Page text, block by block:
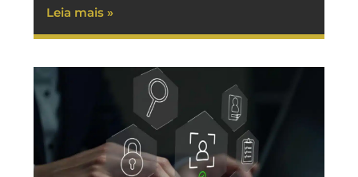
Leia mais »